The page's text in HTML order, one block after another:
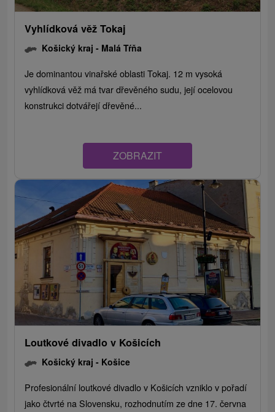
Vyhlídková věž Tokaj
Košický kraj - Malá Tŕňa
Je dominantou vinařské oblasti Tokaj. 12 m vysoká
vyhlídková věž má tvar dřevěného sudu, její ocelovou
konstrukci dotvářejí dřevěné...
ZOBRAZIT
Loutkové divadlo v Košicích
Košický kraj - Košice
Profesionální loutkové divadlo v Košicích vzniklo v pořadí
jako čtvrté na Slovensku, rozhodnutím ze dne 17. června